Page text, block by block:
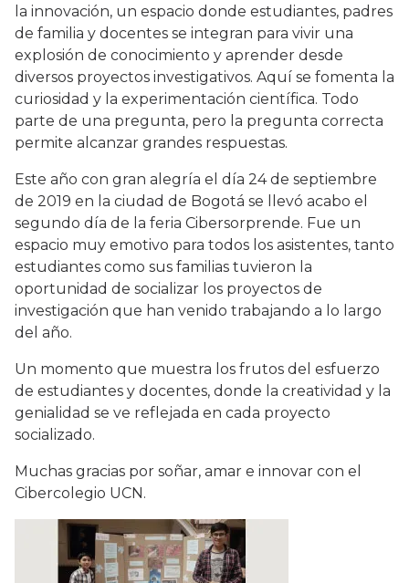
la innovación, un espacio donde estudiantes, padres
de familia y docentes se integran para vivir una
explosión de conocimiento y aprender desde
diversos proyectos investigativos. Aquí se fomenta la
curiosidad y la experimentación científica. Todo
parte de una pregunta, p​ero la pregunta correcta
permite alcanzar grandes respuestas.
Este año con gran alegría el día 24 de septiembre
de 2019 en la ciudad de Bogotá se llevó acabo el
segundo día de la feria Cibersorprende. Fue un
espacio muy emotivo para todos los asistentes, tanto
estudiantes como sus familias tuvieron la
oportunidad de socializar los proyectos de
investigación que han venido trabajando a lo largo
del año.
Un momento que muestra los frutos del esfuerzo
de estudiantes y docentes, donde la creatividad y la
genialidad se ve reflejada en cada proyecto
socializado.
Muchas gracias por soñar, amar e innovar con el
Cibercolegio UCN.